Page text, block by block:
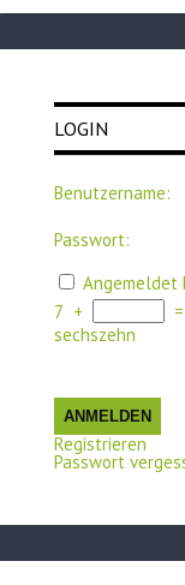
LOGIN
Benutzername:
Passwort:
Angemeldet
7 +
=
sechszehn
ANMELDEN
Registrieren
Passwort